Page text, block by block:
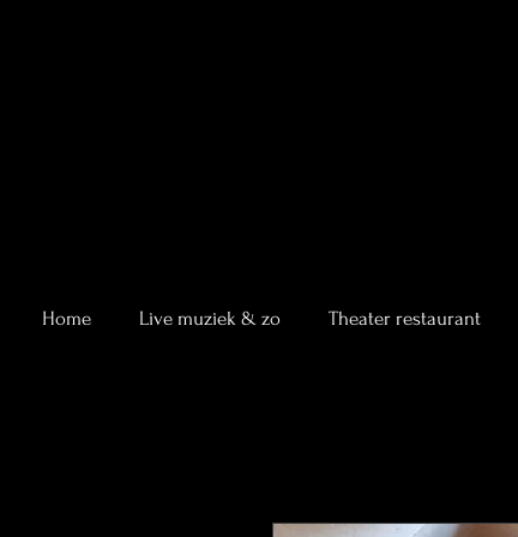
Home Live muziek & zo Theater restaurant